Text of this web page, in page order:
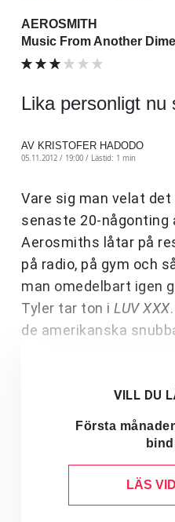
AEROSMITH
Music From Another
Lika personligt nu
AV KRISTOFER HADODO
05.11.2012 / 19:00 / Lästid: 1 min
Vare sig man velat det
senaste 20-
Aerosmiths låtar på
på radio, på gym och
man omedelbart igen
Tyler tar ton i LUV XXX
de amerikanska
VILL DU
Första
LÄS